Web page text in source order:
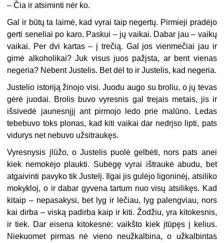
–Čia ir atsiminti nėr ko.
Gal ir būtų ta laimė, kad vyrai taip negertų. Pirmieji pradėjo
gerti seneliai po karo. Paskui – jų vaikai. Dabar jau – vaikų
vaikai. Per dvi kartas – į trečią. Gal jos vienmečiai jau ir
gimė alkoholikai? Juk visus juos pažįsta, ar bent vienas
negeria? Nebent Justelis. Bet dėl to ir Justelis, kad negeria.
Justelio istoriją žinojo visi. Juodu augo su broliu, o jų tėvas
gėrė juodai. Brolis buvo vyresnis gal trejais metais, jis ir
išsivedė jaunesnįjį ant pirmojo ledo prie malūno. Ledas
tebebuvo toks plonas, kad kiti vaikai dar nedrįso lipti, pats
vidurys net nebuvo užsitraukęs.
Vyresnysis įlūžo, o Justelis puolė gelbėti, nors pats anei
kiek nemokėjo plaukti. Subėgę vyrai ištraukė abudu, bet
atgaivinti pavyko tik Justelį. Ilgai jis gulėjo ligoninėj, atsiliko
mokykloj, o ir dabar gyvena tartum nuo visų atsilikęs. Kad
kitaip – nepasakysi, bet lyg ir lėčiau, lyg palengviau, nors
kai dirba – viską padirba kaip ir kiti. Žodžiu, yra kitokesnis,
ir tiek. Dar eisena kitokesnė: vaikšto kiek įtūpęs į kelius.
Niekuomet pirmas nė vieno neužkalbina, o užkalbintas